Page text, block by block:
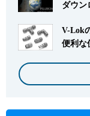
ダウン
V-Lok
便利な